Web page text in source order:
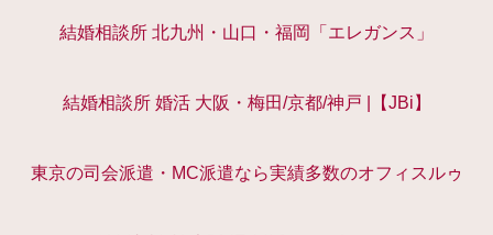
結婚相談所 北九州・山口・福岡「エレガンス」
結婚相談所 婚活 大阪・梅田/京都/神戸 |【JBi】
東京の司会派遣・MC派遣なら実績多数のオフィスルゥ